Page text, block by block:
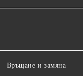
Връщане и замяна